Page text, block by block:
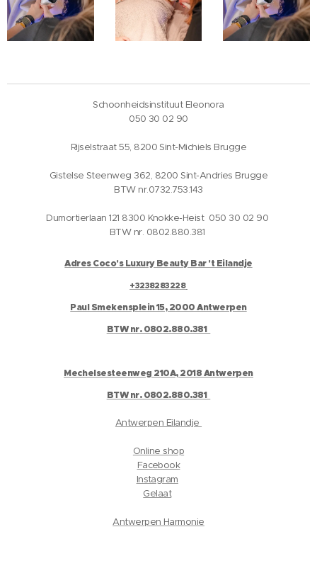
Schoonheidsinstituut Eleonora
050 30 02 90
Rijselstraat 55, 8200 Sint-Michiels Brugge
Gistelse Steenweg 362, 8200 Sint-Andries Brugge
BTW nr.0732.753.143
Dumortierlaan 121 8300 Knokke-Heist 050 30 02 90
BTW nr. 0802.880.381
Adres Coco's Luxury Beauty Bar 't Eilandje
+3238283228
Paul Smekensplein 15, 2000 Antwerpen
BTW nr. 0802.880.381
Mechelsesteenweg 210A, 2018 Antwerpen
BTW nr. 0802.880.381
Antwerpen Eilandje
Online shop
Facebook
Instagram
Gelaat
Antwerpen Harmonie